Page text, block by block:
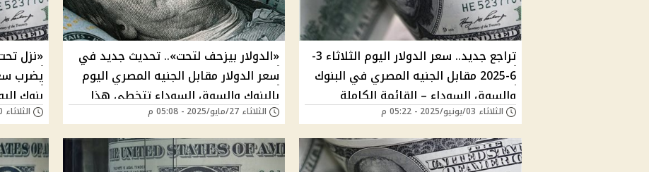
تراجع جديد.. سعر الدولار اليوم الثلاثاء 3-
6-2025 مقابل الجنيه المصري في البنوك
والسوق السوداء – القائمة الكاملة
لأسعار العملة الأمريكية
الثلاثاء 03/يونيو/2025 - 05:22 م
«الدولار بيزحف لتحت».. تحديث جديد في
سعر الدولار مقابل الجنيه المصري اليوم
بالبنوك والسوق السوداء تتخطى هذا
المبلغ | كم سجل الأخضر الآن؟
الثلاثاء 27/مايو/2025 - 05:08 م الثلاثاء 20/مايو/2025 - 06:01 م